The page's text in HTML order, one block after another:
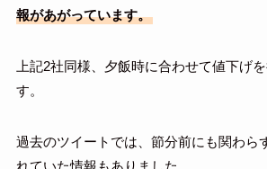
報があがっています。
上記2社同様、夕飯時に合わせて値下げ
す。
過去のツイートでは、節分前にも関わら